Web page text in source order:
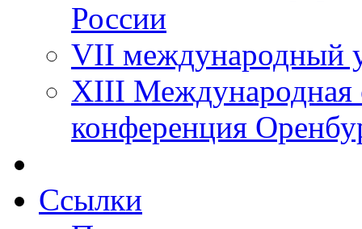
России
VII международный
XIII Международная
конференция
Ссылки